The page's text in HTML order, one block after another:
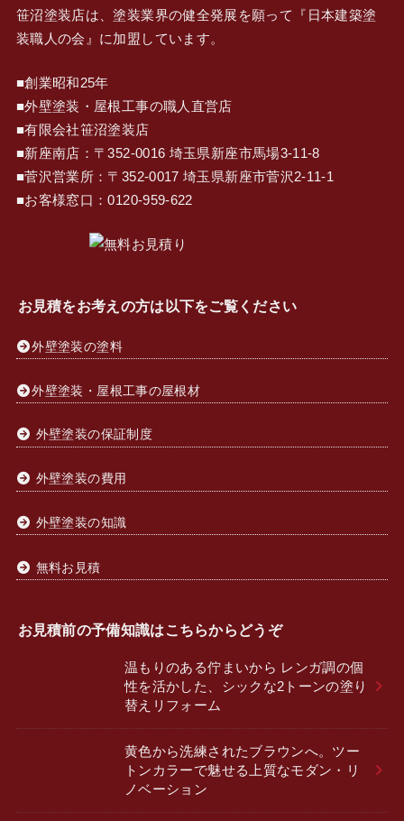
笹沼塗装店は、塗装業界の健全発展を願って『 日本建築塗
装職人の会 』に加盟しています。
■創業昭和25年
■外壁塗装・屋根工事の職人直営店
■有限会社笹沼塗装店
■新座南店：〒352-0016 埼玉県新座市馬場3-11-8
■菅沢営業所：〒352-0017 埼玉県新座市菅沢2-11-1
■お客様窓口：0120-959-622
お見積をお考えの方は以下をご覧ください
外壁塗装の塗料
外壁塗装・屋根工事の屋根材
外壁塗装の保証制度
外壁塗装の費用
外壁塗装の知識
無料お見積
お見積前の予備知識はこちらからどうぞ
温もりのある佇まいから レンガ調の個
性を活かした、シックな2トーンの塗り
替えリフォーム
黄色から洗練されたブラウンへ。ツー
トンカラーで魅せる上質なモダン・リ
ノベーション